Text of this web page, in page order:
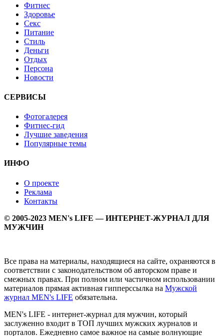
Фитнес
Здоровье
Секс
Питание
Стиль
Деньги
Отдых
Персона
Новости
СЕРВИСЫ
Фотогалерея
Фитнес-гид
Лучшие заведения
Популярные темы
ИНФО
О проекте
Реклама
Контакты
© 2005-2023 MEN's LIFE — ИНТЕРНЕТ-ЖУРНАЛ ДЛЯ
МУЖЧИН
Все права на материалы, находящиеся на сайте, охраняются в
соответствии с законодательством об авторском праве и
смежных правах. При полном или частичном использовании
материалов прямая активная гипперссылка на Мужской
журнал MEN's LIFE обязательна.
MEN's LIFE - интернет-журнал для мужчин, который
заслуженно входит в ТОП лучших мужских журналов и
порталов. Ежедневно самое важное на самые волнующие